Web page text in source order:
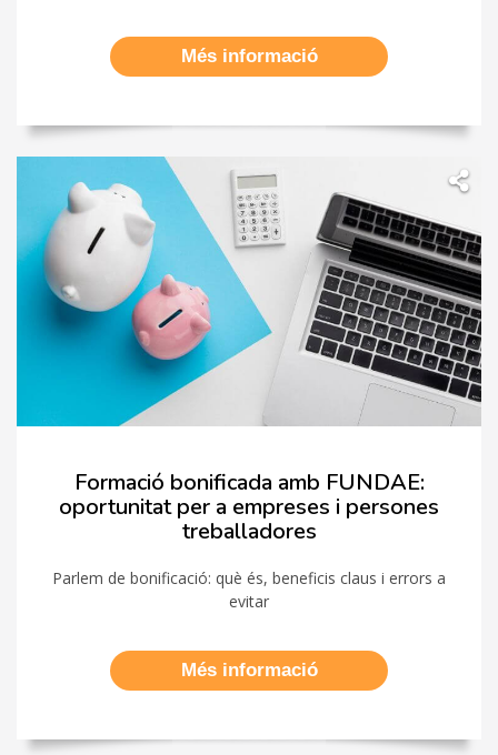
Més informació
Formació bonificada amb FUNDAE:
oportunitat per a empreses i persones
treballadores
Parlem de bonificació: què és, beneficis claus i errors a
evitar
Més informació